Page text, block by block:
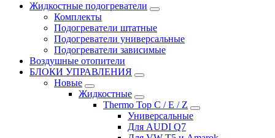
Жидкостные подогреватели
Комплекты
Подогреватели штатные
Подогреватели универсальные
Подогреватели зависимые
Воздушные отопители
БЛОКИ УПРАВЛЕНИЯ
Новые
Жидкостные
Thermo Top C / E / Z
Универсальные
Для AUDI Q7